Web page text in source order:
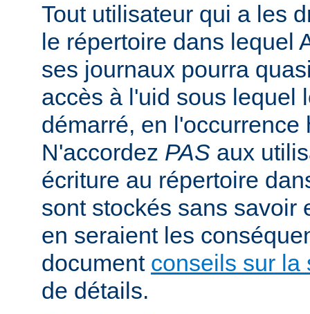
Tout utilisateur qui a les
le répertoire dans lequel
ses journaux pourra
accès à l'uid sous lequel
démarré, en
N'accordez PAS aux
écriture au répertoire
sont stockés sans savoir
en seraient les
document conseils sur la
de détails.